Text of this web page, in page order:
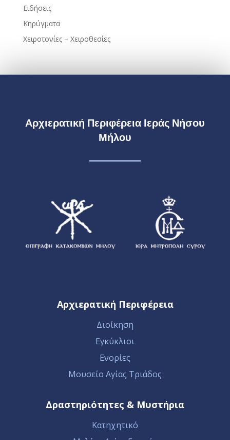
Ειδήσεις
Κηρύγματα
Χειροτονίες – Χειροθεσίες
Αρχιερατική Περιφέρεια Ιεράς Νήσου
Μήλου
Αρχιερατική Περιφέρεια
Διοίκηση
Εγκύκλιοι
Ενορίες
Μουσείο Αγίας Τριάδος
Δραστηριότητες & Μυστήρια
Κατηχητικό